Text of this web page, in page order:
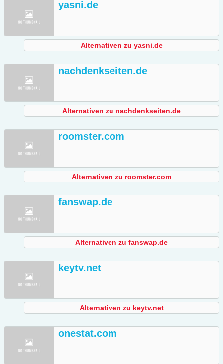
yasni.de
Alternativen zu yasni.de
nachdenkseiten.de
Alternativen zu nachdenkseiten.de
roomster.com
Alternativen zu roomster.com
fanswap.de
Alternativen zu fanswap.de
keytv.net
Alternativen zu keytv.net
onestat.com